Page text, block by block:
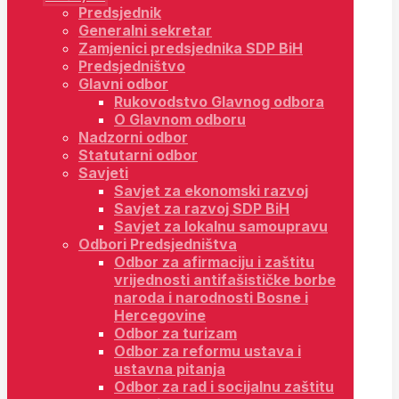
Predsjednik
Generalni sekretar
Zamjenici predsjednika SDP BiH
Predsjedništvo
Glavni odbor
Rukovodstvo Glavnog odbora
O Glavnom odboru
Nadzorni odbor
Statutarni odbor
Savjeti
Savjet za ekonomski razvoj
Savjet za razvoj SDP BiH
Savjet za lokalnu samoupravu
Odbori Predsjedništva
Odbor za afirmaciju i zaštitu
vrijednosti antifašističke borbe
naroda i narodnosti Bosne i
Hercegovine
Odbor za turizam
Odbor za reformu ustava i
ustavna pitanja
Odbor za rad i socijalnu zaštitu